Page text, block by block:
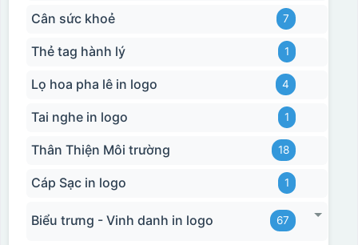
Cân sức khoẻ 7
Thẻ tag hành lý 1
Lọ hoa pha lê in logo 4
Tai nghe in logo 1
Thân Thiện Môi trường 18
Cáp Sạc in logo 1
Biểu trưng - Vinh danh in logo 67